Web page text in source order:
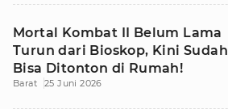
Mortal Kombat II Belum Lama
Turun dari Bioskop, Kini Sudah
Bisa Ditonton di Rumah!
Barat 25 Juni 2026